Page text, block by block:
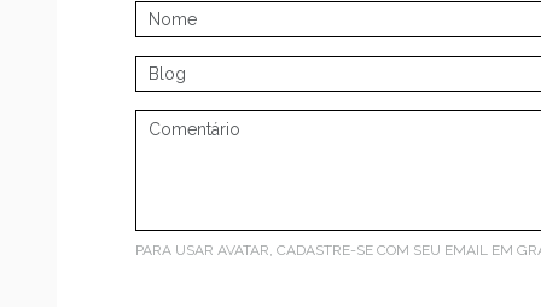
PARA USAR AVATAR, CADASTRE-SE COM SEU EMAIL EM